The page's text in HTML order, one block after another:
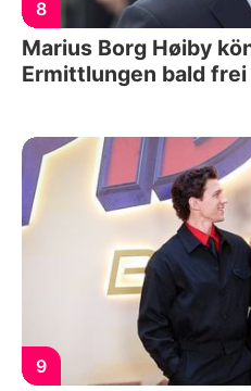
8
Marius Borg Høiby
Ermittlungen bald frei
9